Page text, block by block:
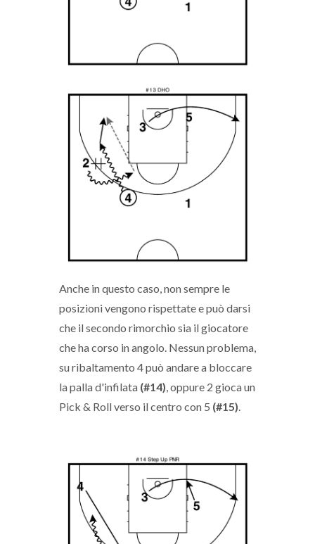
Anche in questo caso, non sempre le
posizioni vengono rispettate e può darsi
che il secondo rimorchio sia il giocatore
che ha corso in angolo. Nessun problema,
su ribaltamento 4 può andare a bloccare
la palla d'infilata (#14), oppure 2 gioca un
Pick & Roll verso il centro con 5 (#15).